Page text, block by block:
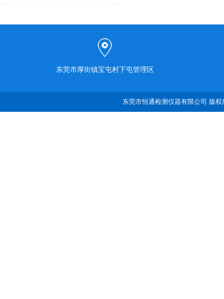
东莞市厚街镇宝屯村下屯管理区
东莞市恒通检测仪器有限公司 版